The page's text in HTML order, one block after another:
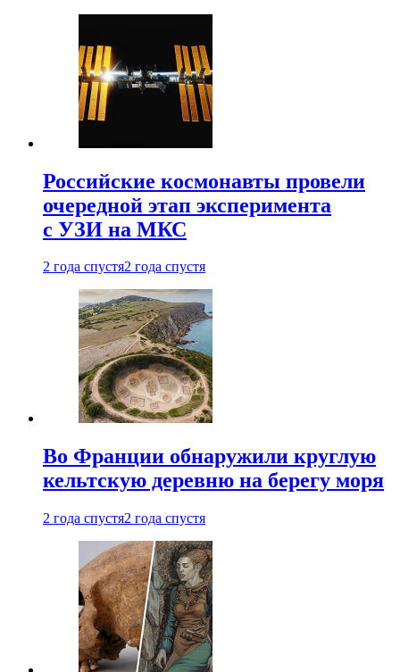
Российские космонавты провели
очередной этап эксперимента
с УЗИ на МКС
2 года спустя2 года спустя
Во Франции обнаружили круглую
кельтскую деревню на берегу моря
2 года спустя2 года спустя